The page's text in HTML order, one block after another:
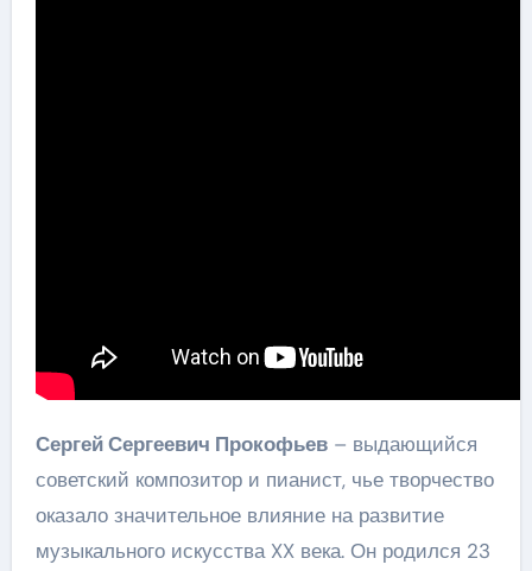
Сергей Сергеевич Прокофьев– выдающийся
советский композитор и пианист, чье творчество
оказало значительное влияние на развитие
музыкального искусства XX века. Он родился 23